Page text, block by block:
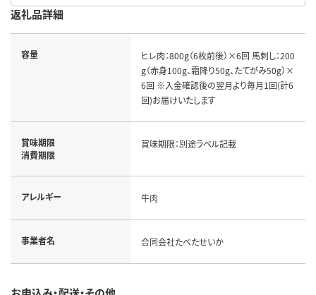
返礼品詳細
容量
ヒレ肉：800g（6枚前後）×6回 馬刺し：200
g（赤身100g、霜降り50g、たてがみ50g）×
6回 ※入金確認後の翌月より毎月1回(計6
回)お届けいたします
賞味期限
消費期限
賞味期限：別途ラベル記載
アレルギー 牛肉
事業者名 合同会社たべたせいか